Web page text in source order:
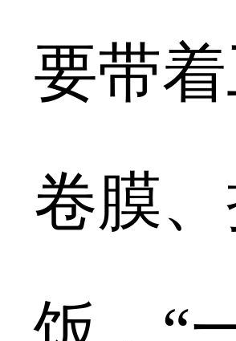
要带
卷膜